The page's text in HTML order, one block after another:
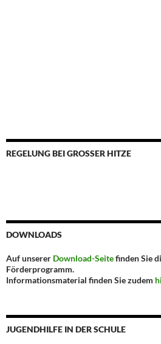
REGELUNG BEI GROSSER HITZE
DOWNLOADS
Auf unserer Download-Seitefinden Sie
Förderprogramm.
Informationsmaterial finden Sie zudem
JUGENDHILFE IN DER SCHULE